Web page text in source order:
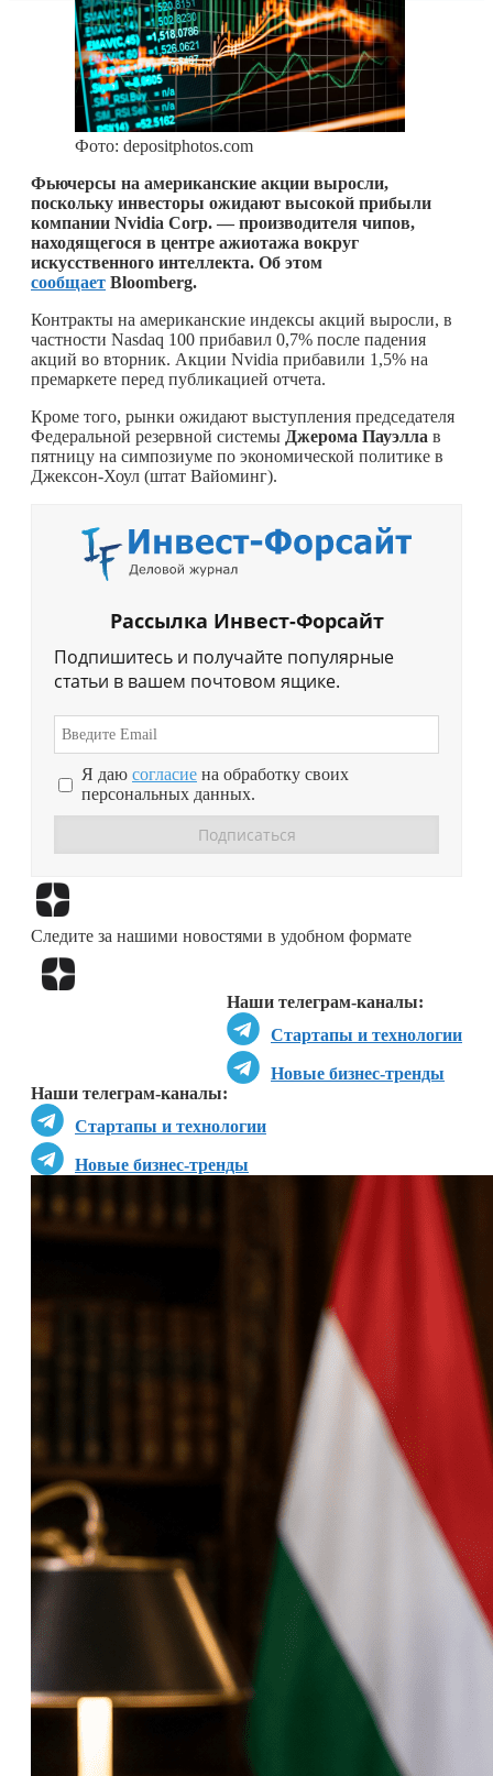
Фото: depositphotos.com
Фьючерсы на американские акции выросли,
поскольку инвесторы ожидают высокой прибыли
компании Nvidia Corp. — производителя чипов,
находящегося в центре ажиотажа вокруг
искусственного интеллекта. Об этом
сообщает Bloomberg.
Контракты на американские индексы акций выросли, в
частности Nasdaq 100 прибавил 0,7% после падения
акций во вторник. Акции Nvidia прибавили 1,5% на
премаркете перед публикацией отчета.
Кроме того, рынки ожидают выступления председателя
Федеральной резервной системы Джерома Пауэлла в
пятницу на симпозиуме по экономической политике в
Джексон-Хоул (штат Вайоминг).
Рассылка Инвест-Форсайт
Подпишитесь и получайте популярные
статьи в вашем почтовом ящике.
Я даю согласие на обработку своих
персональных данных.
Следите за нашими новостями в удобном формате
Наши телеграм-каналы:
Стартапы и технологии
Новые бизнес-тренды
Наши телеграм-каналы:
Стартапы и технологии
Новые бизнес-тренды